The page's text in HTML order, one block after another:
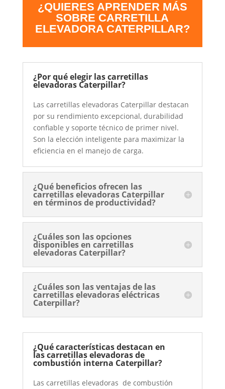
¿QUIERES APRENDER MÁS
SOBRE CARRETILLA
ELEVADORA CATERPILLAR?
¿Por qué elegir las carretillas
elevadoras Caterpillar?
Las carretillas elevadoras Caterpillar destacan
por su rendimiento excepcional, durabilidad
confiable y soporte técnico de primer nivel.
Son la elección inteligente para maximizar la
eficiencia en el manejo de carga.
¿Qué beneficios ofrecen las
carretillas elevadoras Caterpillar
en términos de productividad?
¿Cuáles son las opciones
disponibles en carretillas
elevadoras Caterpillar?
¿Cuáles son las ventajas de las
carretillas elevadoras eléctricas
Caterpillar?
¿Qué características destacan en
las carretillas elevadoras de
combustión interna Caterpillar?
Las carretillas elevadoras de combustión